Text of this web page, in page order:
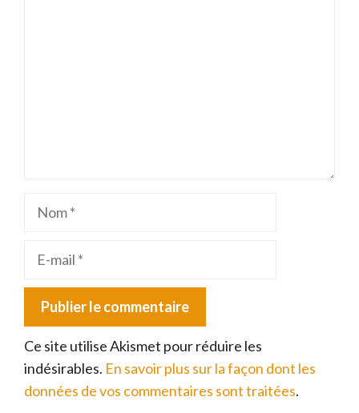
Nom
Ce site utilise Akismet pour réduire les
indésirables. En savoir plus sur la façon dont les
données de vos commentaires sont traitées.